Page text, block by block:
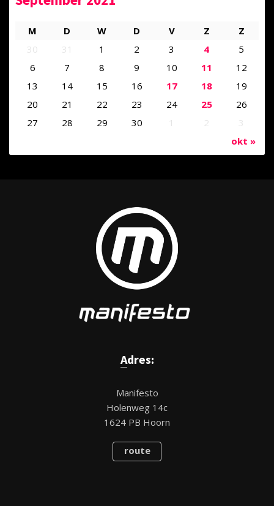
okt »
M D W D V Z
Z
30
31 1 2 3 4
5
6
7 8 9 10 11
12
13
14 15 16 17 18
19
20
21 22 23 24 25
26
27
28 29 30 1 2 3
Adres:
Manifesto
Holenweg 14c
1624 PB Hoorn
route